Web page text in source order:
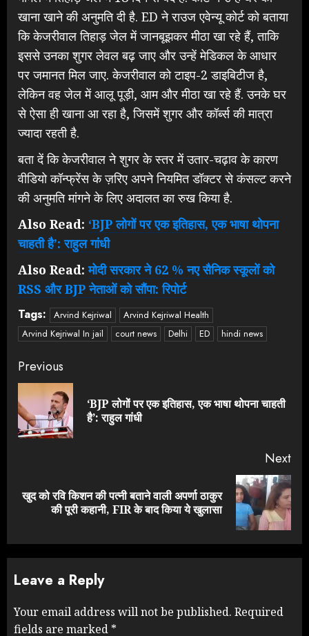
खाना खाने की अनुमति दी है. ED ने राउज एवेन्यू कोर्ट को बताया
कि केजरीवाल तिहाड़ जेल में जानबूझकर मीठा खा रहे हैं, ताकि
इससे उनका शुगर लेवल बढ़ जाए और उन्हें मेडिकल के आधार
पर जमानत मिल जाए. केजरीवाल को टाइप-2 डाइबिटीज है,
लेकिन वह जेल में आलू पूड़ी, आम और मीठा खा रहे हैं. उनके घर
से ऐसा ही खाना आ रहा है, जिसमें शुगर और कॉर्ब्स की मात्रा
ज्यादा रहती है.
बता दें कि केजरीवाल ने शुगर के स्तर में उतार-चढ़ाव के कारण
वीडियो कॉन्फ्रेंस के ज़रिए अपने नियमित डॉक्टर से कंसल्ट करने
की अनुमति मांगने के लिए अदालत का रुख किया है.
Also Read: ‘BJP लोगों पर एक इतिहास, एक भाषा थोपना
चाहती है’: राहुल गांधी
Also Read: मोदी सरकार ने 62 % नए सैनिक स्कूलों को
RSS और BJP नेताओं को सौंपा: रिपोर्ट
Tags: Arvind Kejriwal
Arvind Kejriwal Health
Arvind Kejriwal In jail
court news Delhi ED hindi news
Continue
Reading
Previous
‘BJP लोगों पर एक इतिहास, एक भाषा थोपना चाहती
है’: राहुल गांधी
Next
Next
खुद को रवि किशन की पत्नी बताने वाली अपर्णा ठाकुर
की पूरी कहानी, FIR के बाद किया ये खुलासा
Leave a Reply
Your email address will not be published. Required
fields are marked *